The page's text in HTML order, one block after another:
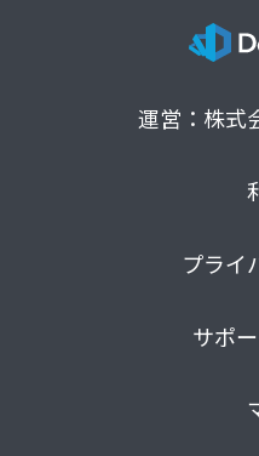
運営：株式
プライ
サポ